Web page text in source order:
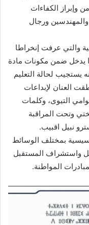
وإبراز الكفاءات
والمهندسين ورجال
والتي عرفت إنخراطا
يدخل ضمن مكونات مادة
يستجيب لحالة التعليم
العنان لإبداعات
التيوى، وكلمات
وتحت المراقبة
نبيل اقبيب.
بمختلف الوسائط
واستشراف المستقبل
المواطنة.